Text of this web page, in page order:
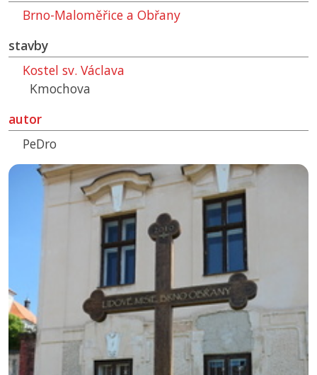
Brno-Maloměřice a Obřany
stavby
Kostel sv. Václava
Kmochova
autor
PeDro